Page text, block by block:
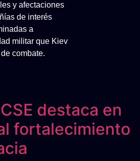
y afectaciones
de interés
a
militar que Kiev
combate.
destaca en
fortalecimiento